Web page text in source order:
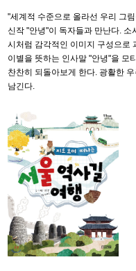
"세계적 수준으로 올라선 우리 그
신작 "안녕"이 독자들과 만난다.
시처럼 감각적인 이미지 구성으로
이별을 뜻하는 인사말 "안녕"을 모
찬찬히 되돌아보게 한다. 광활한
남긴다.